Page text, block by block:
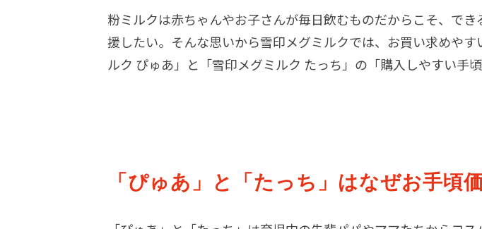
粉ミルクは赤ちゃんやお子さんが毎日飲むものだからこそ、で
援したい。そんな思いから雪印メグミルクでは、お買い求めや
ルク ぴゅあ」と「雪印メグミルク たっち」の「購入しやすい手
「ぴゅあ」と「たっち」はなぜお手頃